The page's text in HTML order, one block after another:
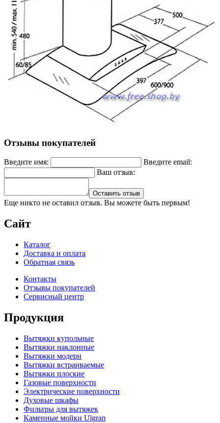
Отзывы покупателей
Введите имя:
Введите email:
Ваш отзыв:
Оставить отзыв
Еще никто не оставил отзыв. Вы можете быть первым!
Сайт
Каталог
Доставка и оплата
Обратная связь
Контакты
Отзывы покупателей
Сервисный центр
Продукция
Вытяжки купольные
Вытяжки наклонные
Вытяжки модерн
Вытяжки встраиваемые
Вытяжки плоские
Газовые поверхности
Электрические поверхности
Духовые шкафы
Фильтры для вытяжек
Каменные мойки Ulgran